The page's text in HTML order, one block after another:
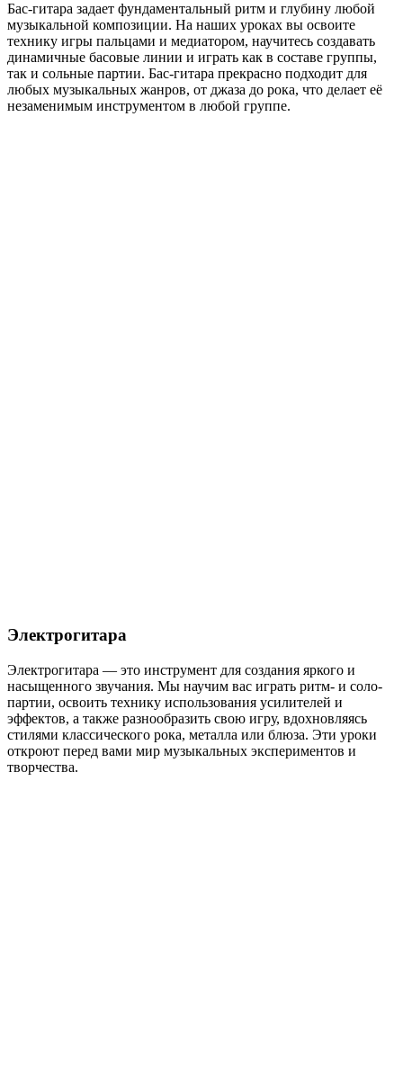
Бас-гитара задает фундаментальный ритм и глубину любой
музыкальной композиции. На наших уроках вы освоите
технику игры пальцами и медиатором, научитесь создавать
динамичные басовые линии и играть как в составе группы,
так и сольные партии. Бас-гитара прекрасно подходит для
любых музыкальных жанров, от джаза до рока, что делает её
незаменимым инструментом в любой группе.
Электрогитара
Электрогитара — это инструмент для создания яркого и
насыщенного звучания. Мы научим вас играть ритм- и соло-
партии, освоить технику использования усилителей и
эффектов, а также разнообразить свою игру, вдохновляясь
стилями классического рока, металла или блюза. Эти уроки
откроют перед вами мир музыкальных экспериментов и
творчества.